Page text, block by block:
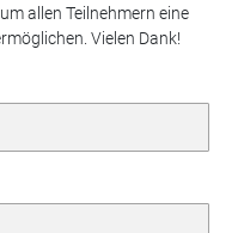
allen Teilnehmern eine
Vielen Dank!